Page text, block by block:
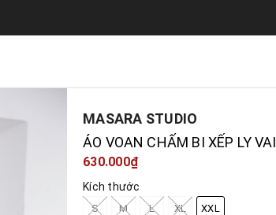
MASARA STUDIO
ÁO VOAN CHẤM BI XẾP LY VAI
630.000₫
Kích thước
S M L XL XXL